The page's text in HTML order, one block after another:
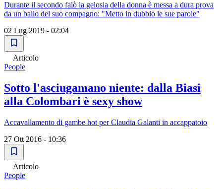
Durante il secondo falò la gelosia della donna è messa a dura prova
da un ballo del suo compagno: "Metto in dubbio le sue parole"
02 Lug 2019 - 02:04
Articolo
People
Sotto l'asciugamano niente: dalla Biasi
alla Colombari è sexy show
Accavallamento di gambe hot per Claudia Galanti in accappatoio
27 Ott 2016 - 10:36
Articolo
People